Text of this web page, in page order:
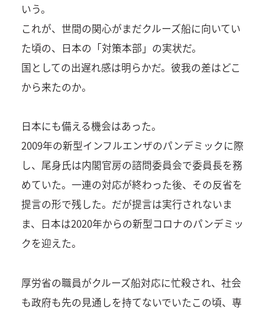
いう。
これが、世間の関心がまだクルーズ船に向いてい
た頃の、日本の「対策本部」の実状だ。
国としての出遅れ感は明らかだ。彼我の差はどこ
から来たのか。
日本にも備える機会はあった。
2009年の新型インフルエンザのパンデミックに際
し、尾身氏は内閣官房の諮問委員会で委員長を務
めていた。一連の対応が終わった後、その反省を
提言の形で残した。だが提言は実行されないま
ま、日本は2020年からの新型コロナのパンデミッ
クを迎えた。
厚労省の職員がクルーズ船対応に忙殺され、社会
も政府も先の見通しを持てないでいたこの頃、専